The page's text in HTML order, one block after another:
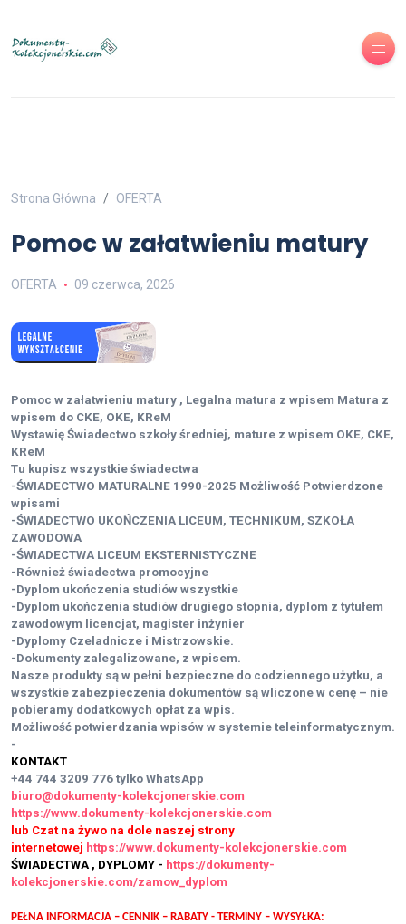
Strona Główna OFERTA
Pomoc w załatwieniu matury
OFERTA 09 czerwca, 2026
Pomoc w załatwieniu matury , Legalna matura z wpisem Matura z
wpisem do CKE, OKE, KReM
Wystawię Świadectwo szkoły średniej, mature z wpisem OKE, CKE,
KReM
Tu kupisz wszystkie świadectwa
-ŚWIADECTWO MATURALNE 1990-2025 Możliwość Potwierdzone
wpisami
-ŚWIADECTWO UKOŃCZENIA LICEUM, TECHNIKUM, SZKOŁA
ZAWODOWA
-ŚWIADECTWA LICEUM EKSTERNISTYCZNE
-Również świadectwa promocyjne
-Dyplom ukończenia studiów wszystkie
-Dyplom ukończenia studiów drugiego stopnia, dyplom z tytułem
zawodowym licencjat, magister inżynier
-Dyplomy Czeladnicze i Mistrzowskie.
-Dokumenty zalegalizowane, z wpisem.
Nasze produkty są w pełni bezpieczne do codziennego użytku, a
wszystkie zabezpieczenia dokumentów są wliczone w cenę – nie
pobieramy dodatkowych opłat za wpis.
Możliwość potwierdzania wpisów w systemie teleinformatycznym.
-
KONTAKT
+44 744 3209 776 tylko WhatsApp
biuro@dokumenty-kolekcjonerskie.com
https://www.dokumenty-kolekcjonerskie.com
lub Czat na żywo na dole naszej strony
internetowej https://www.dokumenty-kolekcjonerskie.com
ŚWIADECTWA , DYPLOMY - https://dokumenty-
kolekcjonerskie.com/zamow_dyplom
PEŁNA INFORMACJA – CENNIK – RABATY - TERMINY – WYSYŁKA: